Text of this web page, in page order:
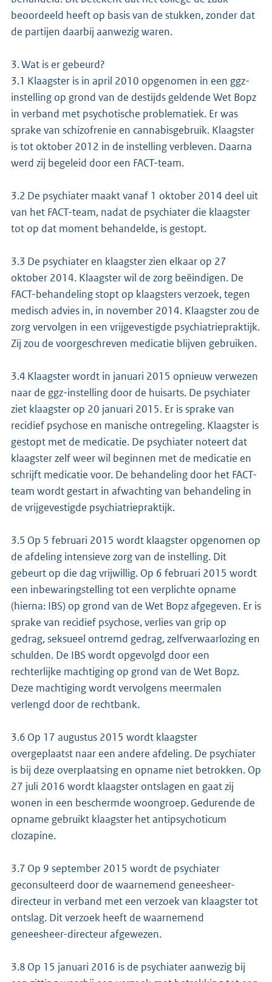
beoordeeld heeft op basis van de stukken, zonder dat
de partijen daarbij aanwezig waren.
3. Wat is er gebeurd?
3.1 Klaagster is in april 2010 opgenomen in een ggz-
instelling op grond van de destijds geldende Wet Bopz
in verband met psychotische problematiek. Er was
sprake van schizofrenie en cannabisgebruik. Klaagster
is tot oktober 2012 in de instelling verbleven. Daarna
werd zij begeleid door een FACT-team.
3.2 De psychiater maakt vanaf 1 oktober 2014 deel uit
van het FACT-team, nadat de psychiater die klaagster
tot op dat moment behandelde, is gestopt.
3.3 De psychiater en klaagster zien elkaar op 27
oktober 2014. Klaagster wil de zorg beëindigen. De
FACT-behandeling stopt op klaagsters verzoek, tegen
medisch advies in, in november 2014. Klaagster zou de
zorg vervolgen in een vrijgevestigde psychiatriepraktijk.
Zij zou de voorgeschreven medicatie blijven gebruiken.
3.4 Klaagster wordt in januari 2015 opnieuw verwezen
naar de ggz-instelling door de huisarts. De psychiater
ziet klaagster op 20 januari 2015. Er is sprake van
recidief psychose en manische ontregeling. Klaagster is
gestopt met de medicatie. De psychiater noteert dat
klaagster zelf weer wil beginnen met de medicatie en
schrijft medicatie voor. De behandeling door het FACT-
team wordt gestart in afwachting van behandeling in
de vrijgevestigde psychiatriepraktijk.
3.5 Op 5 februari 2015 wordt klaagster opgenomen op
de afdeling intensieve zorg van de instelling. Dit
gebeurt op die dag vrijwillig. Op 6 februari 2015 wordt
een inbewaringstelling tot een verplichte opname
(hierna: IBS) op grond van de Wet Bopz afgegeven. Er is
sprake van recidief psychose, verlies van grip op
gedrag, seksueel ontremd gedrag, zelfverwaarlozing en
schulden. De IBS wordt opgevolgd door een
rechterlijke machtiging op grond van de Wet Bopz.
Deze machtiging wordt vervolgens meermalen
verlengd door de rechtbank.
3.6 Op 17 augustus 2015 wordt klaagster
overgeplaatst naar een andere afdeling. De psychiater
is bij deze overplaatsing en opname niet betrokken. Op
27 juli 2016 wordt klaagster ontslagen en gaat zij
wonen in een beschermde woongroep. Gedurende de
opname gebruikt klaagster het antipsychoticum
clozapine.
3.7 Op 9 september 2015 wordt de psychiater
geconsulteerd door de waarnemend geneesheer-
directeur in verband met een verzoek van klaagster tot
ontslag. Dit verzoek heeft de waarnemend
geneesheer-directeur afgewezen.
3.8 Op 15 januari 2016 is de psychiater aanwezig bij